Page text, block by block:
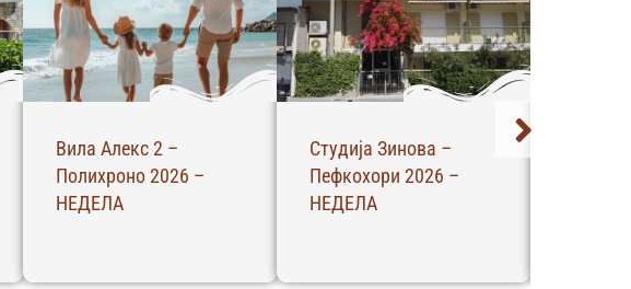
Вила Алекс 2 –
Полихроно 2026 –
НЕДЕЛА
Студија Зинова –
Пефкохори 2026 –
НЕДЕЛА